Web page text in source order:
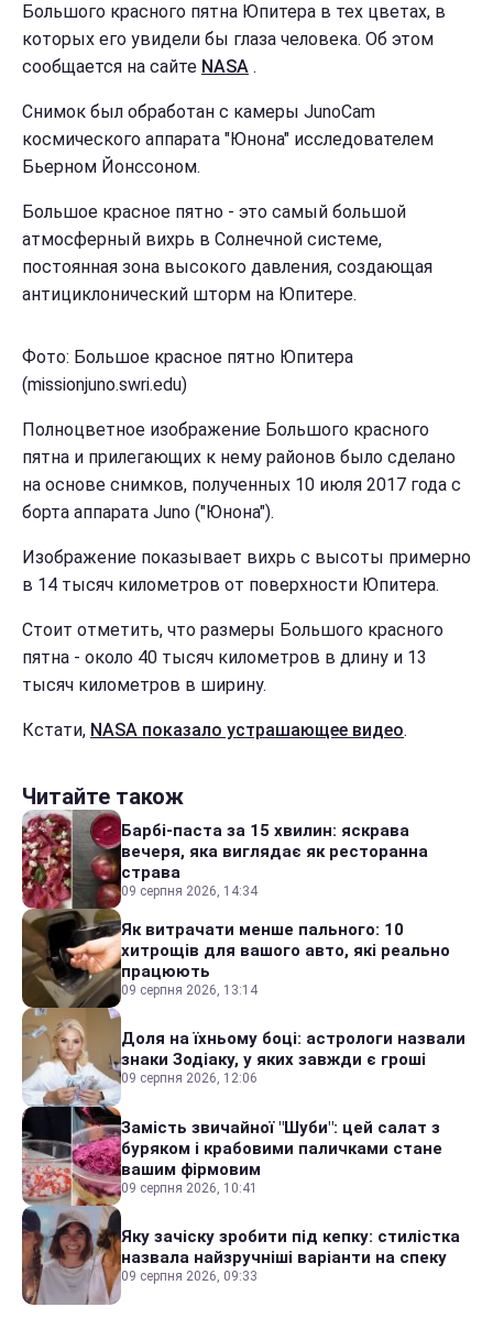
Большого красного пятна Юпитера в тех цветах, в
которых его увидели бы глаза человека. Об этом
сообщается на сайте NASA .
Снимок был обработан с камеры JunoCam
космического аппарата "Юнона" исследователем
Бьерном Йонссоном.
Большое красное пятно - это самый большой
атмосферный вихрь в Солнечной системе,
постоянная зона высокого давления, создающая
антициклонический шторм на Юпитере.
Фото: Большое красное пятно Юпитера
(missionjuno.swri.edu)
Полноцветное изображение Большого красного
пятна и прилегающих к нему районов было сделано
на основе снимков, полученных 10 июля 2017 года с
борта аппарата Juno ("Юнона").
Изображение показывает вихрь с высоты примерно
в 14 тысяч километров от поверхности Юпитера.
Стоит отметить, что размеры Большого красного
пятна - около 40 тысяч километров в длину и 13
тысяч километров в ширину.
Кстати, NASA показало устрашающее видео.
Читайте також
Барбі-паста за 15 хвилин: яскрава
вечеря, яка виглядає як ресторанна
страва
09 серпня 2026, 14:34
Як витрачати менше пального: 10
хитрощів для вашого авто, які реально
працюють
09 серпня 2026, 13:14
Доля на їхньому боці: астрологи назвали
знаки Зодіаку, у яких завжди є гроші
09 серпня 2026, 12:06
Замість звичайної "Шуби": цей салат з
буряком і крабовими паличками стане
вашим фірмовим
09 серпня 2026, 10:41
Яку зачіску зробити під кепку: стилістка
назвала найзручніші варіанти на спеку
09 серпня 2026, 09:33